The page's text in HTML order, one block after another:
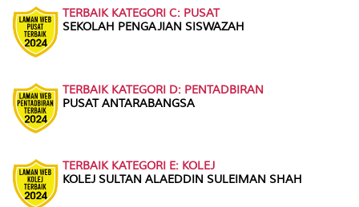
TERBAIK KATEGORI C: PUSAT
SEKOLAH PENGAJIAN SISWAZAH
TERBAIK KATEGORI D: PENTADBIRAN
PUSAT ANTARABANGSA
TERBAIK KATEGORI E: KOLEJ
KOLEJ SULTAN ALAEDDIN SULEIMAN SHAH